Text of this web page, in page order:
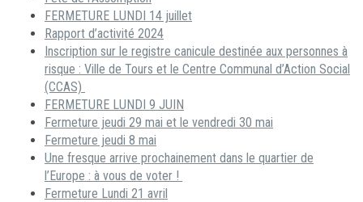
FERMETURE LUNDI 14 juillet
Rapport d’activité 2024
Inscription sur le registre canicule destinée aux personnes à
risque : Ville de Tours et le Centre Communal d’Action Social
(CCAS)
FERMETURE LUNDI 9 JUIN
Fermeture jeudi 29 mai et le vendredi 30 mai
Fermeture jeudi 8 mai
Une fresque arrive prochainement dans le quartier de
l’Europe : à vous de voter !
Fermeture Lundi 21 avril